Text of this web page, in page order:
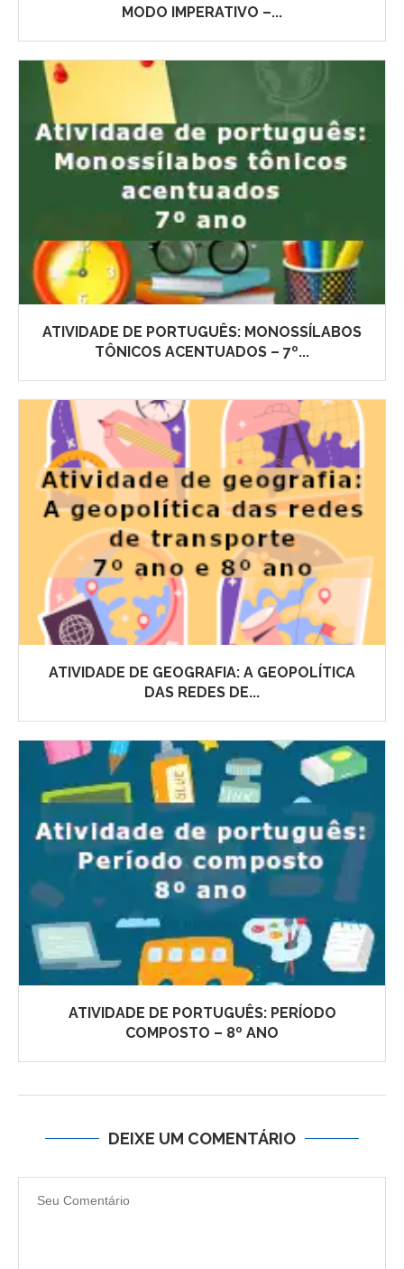
MODO IMPERATIVO –...
ATIVIDADE DE PORTUGUÊS: MONOSSÍLABOS
TÔNICOS ACENTUADOS – 7º...
ATIVIDADE DE GEOGRAFIA: A GEOPOLÍTICA
DAS REDES DE...
ATIVIDADE DE PORTUGUÊS: PERÍODO
COMPOSTO – 8º ANO
DEIXE UM COMENTÁRIO